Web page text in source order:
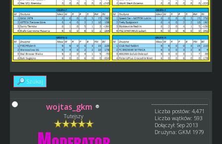
Szukaj
wojtas_gkm
Tutejszy
Liczba postów: 4,471
Liczba wątków: 593
Dołączył: Sep 2013
Drużyna: GKM 1979